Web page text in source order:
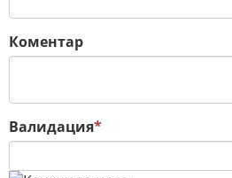
Коментар
Валидация*